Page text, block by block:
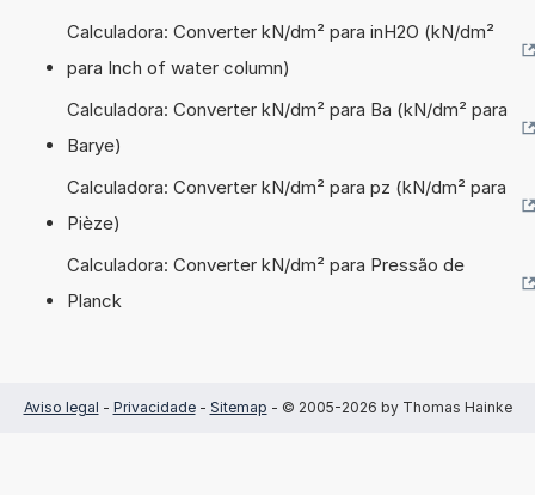
Calculadora: Converter kN/dm² para inH2O (kN/dm²
para Inch of water column)
Calculadora: Converter kN/dm² para Ba (kN/dm² para
Barye)
Calculadora: Converter kN/dm² para pz (kN/dm² para
Pièze)
Calculadora: Converter kN/dm² para Pressão de
Planck
Aviso legal - Privacidade- Sitemap - © 2005-2026 by Thomas Hainke